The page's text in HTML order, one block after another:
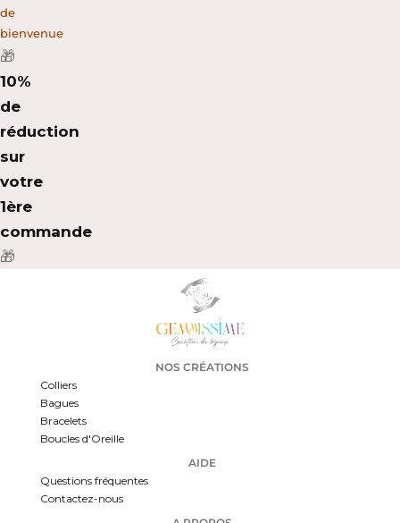
de
bienvenue
🎁
10%
de
réduction
sur
votre
1ère
commande
🎁
NOS CRÉATIONS
Colliers
Bagues
Bracelets
Boucles d'Oreille
AIDE
Questions fréquentes
Contactez-nous